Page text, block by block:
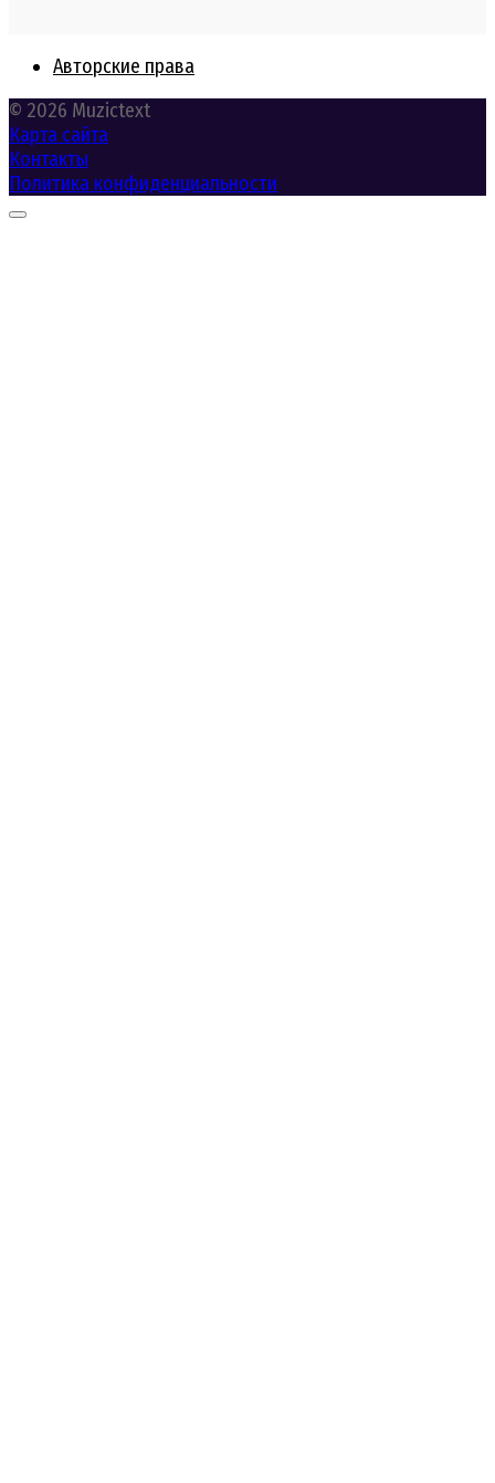
Авторские права
© 2026 Muzictext
Карта сайта
Контакты
Политика конфиденциальности